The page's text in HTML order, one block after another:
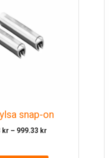
snap-on
kr – 999.33 kr